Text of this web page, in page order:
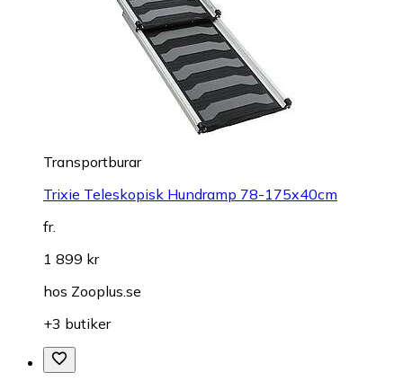
Transportburar
Trixie Teleskopisk Hundramp 78-175x40cm
fr.
1 899 kr
hos Zooplus.se
+3 butiker